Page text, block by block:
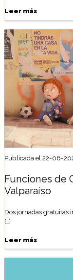
Leer más
Publicada el 22-06-
Funciones de
Valparaíso
Dos jornadas gratuitas
[…]
Leer más